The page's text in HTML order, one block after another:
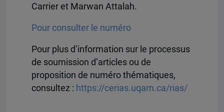
Carrier et Marwan Attalah.
Pour consulter le numéro
Pour plus d’information sur le processus
de soumission d’articles ou de
proposition de numéro thématiques,
consultez : https://cerias.uqam.ca/rias/